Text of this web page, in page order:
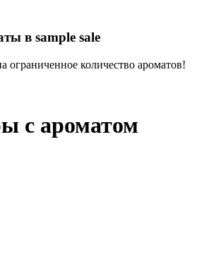
в sample sale
ограниченное количество ароматов!
с ароматом